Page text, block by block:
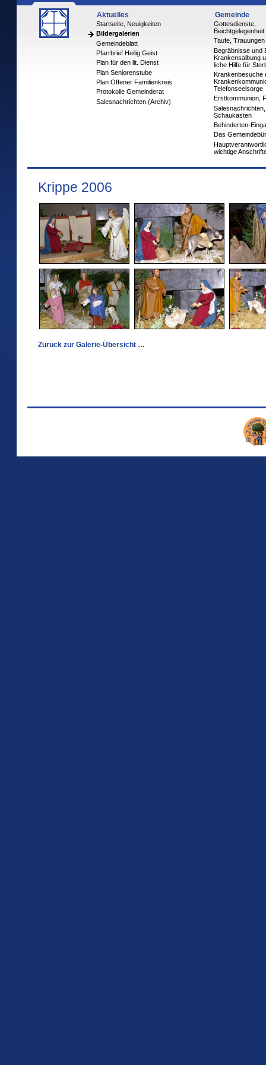
Aktuelles
Startseite, Neuigkeiten
Bildergalerien
Gemeindeblatt
Pfarrbrief Heilig Geist
Plan für den lit. Dienst
Plan Seniorenstube
Plan Offener Familienkreis
Protokolle Gemeinderat
Salesnachrichten (Archiv)
Gemeinde
Gottesdienste,
Beichtgelegenheit
Taufe, Trauungen
Begräbnisse und
Krankensalbung
liche Hilfe für
Krankenbesuche
Telefonseelsorge
Erstkommunion,
Salesnachrichten,
Schaukasten
Behinderten-
Das
wichtige
Krippe 2006
Zurück zur Galerie-Übersicht …